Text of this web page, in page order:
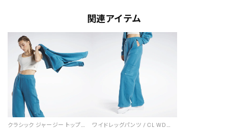
関連アイテム
クラシック ジャージー トップス / CL WDE JERSEY TOP （チョーク） ワイドレッグパンツ / CL WDE FL WIDE LEG PANT（スティーリーブルー）